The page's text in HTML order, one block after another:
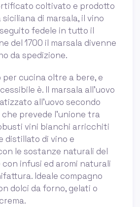
coltivato e prodotto
di marsala, il vino
fedele in tutto il
del 1700 il marsala divenne
da spedizione.
per cucina oltre a bere, e
è. Il marsala all’uovo
all’uovo secondo
prevede l’unione tra
vini bianchi arricchiti
distillato di vino e
le sostanze naturali del
con infusi ed aromi naturali
Ideale compagno
dolci da forno, gelati o